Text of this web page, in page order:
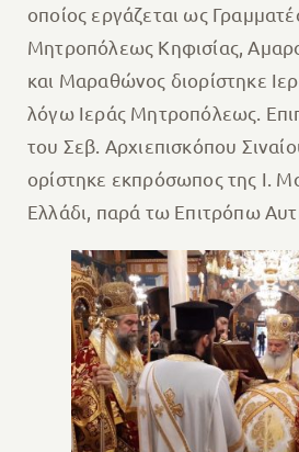
οποίος εργάζεται ως
Μητροπόλεως Κηφισίας,
και Μαραθώνος διορίστηκε
λόγω Ιεράς Μητροπόλεως.
του Σεβ. Αρχιεπισκόπου
ορίστηκε εκπρόσωπος της Ι.
Ελλάδι, παρά τω Επιτρόπω